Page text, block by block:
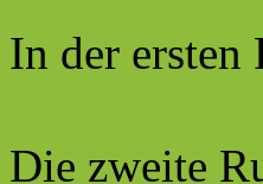
In der
Die zweite